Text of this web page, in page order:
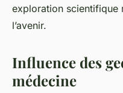
exploration scientifique
l’avenir.
Influence des
médecine